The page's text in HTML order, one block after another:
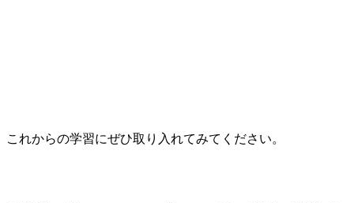
これからの学習にぜひ取り入れてみてください。